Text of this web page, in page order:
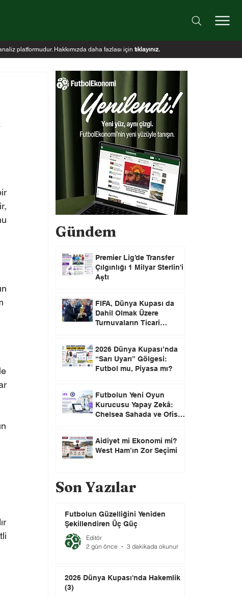
platformudur. Hakkımızda daha fazlası için tıklayınız.
Gündem
Premier Lig’de Transfer
Çılgınlığı 1 Milyar Sterlin'i
Aştı
FIFA, Dünya Kupası da
Dahil Olmak Üzere
Turnuvaların Ticari
2026 Dünya Kupası’nda
“Sarı Uyarı” Gölgesi:
Futbol mu, Piyasa mı?
Futbolun Yeni Oyun
Kurucusu Yapay Zekâ:
Chelsea Sahada ve Ofiste
Aidiyet mi Ekonomi mi?
West Ham’ın Zor Seçimi
Son Yazılar
Futbolun Güzelliğini Yeniden
Şekillendiren Üç Güç
Editör
2 gün önce
3 dakikada okunur
2026 Dünya Kupası'nda Hakemlik
(3)